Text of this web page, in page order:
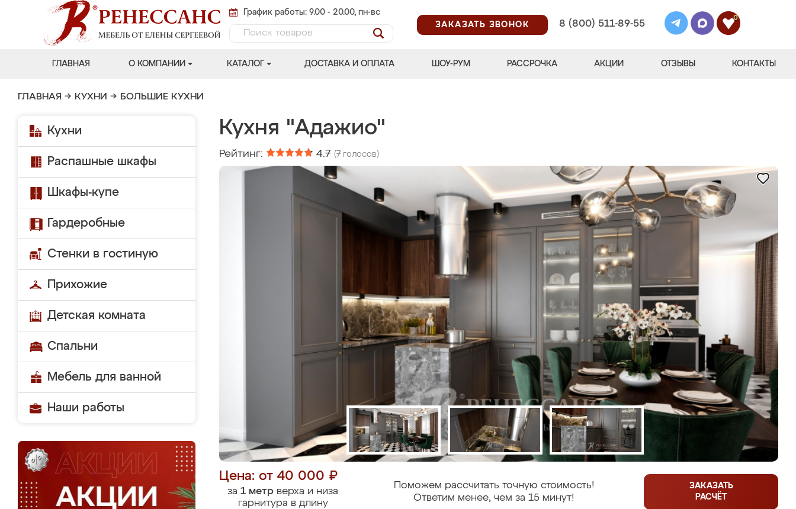
График работы: 9.00 - 20.00, пн-вс
ЗАКАЗАТЬ ЗВОНОК
8 (800) 511-89-55
0
ГЛАВНАЯ О КОМПАНИИ КАТАЛОГ ДОСТАВКА И ОПЛАТА ШОУ-РУМ РАССРОЧКА АКЦИИ ОТЗЫВЫ КОНТАКТЫ
ГЛАВНАЯ → КУХНИ → БОЛЬШИЕ КУХНИ
Кухни
Распашные шкафы
Шкафы-купе
Гардеробные
Стенки в гостиную
Прихожие
Детская комната
Спальни
Мебель для ванной
Наши работы
Кухня "Адажио"
Рейтинг: 4.7 (7 голосов)
Цена: от 40 000 ₽
за 1 метр верха и низа
гарнитура в длину
Поможем рассчитать точную стоимость!
Ответим менее, чем за 15 минут!
ЗАКАЗАТЬ
РАСЧЁТ